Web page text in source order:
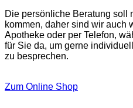
Die persönliche Beratung soll
kommen, daher sind wir auch
Apotheke oder per Telefon,
für Sie da, um gerne
zu besprechen.
Zum Online Shop